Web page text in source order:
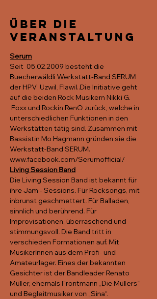
Über die
Veranstaltung
Serum
Seit  05.02.2009 besteht die
Buecherwäldli Werkstatt-Band SERUM
der HPV  Uzwil, Flawil..Die Initiative geht
auf die beiden Rock Musikern Nikki G.
Foxx und Rockin RenO zurück, welche in
unterschiedlichen Funktionen in den
Werkstätten tätig sind. Zusammen mit
Bassistin Mo Hagmann gründen sie die
Werkstatt-Band SERUM.
www.facebook.com/Serumofficial/
Living Session Band
Die Living Session Band ist bekannt für
ihre Jam - Sessions. Für Rocksongs, mit
inbrunst geschmettert. Für Balladen,
sinnlich und berührend. Für
Improvisationen, überraschend und
stimmungsvoll. Die Band tritt in
verschieden Formationen auf. Mit
MusikerInnen aus dem Profi- und
Amateurlager. Eines der bekannten
Gesichter ist der Bandleader Renato
Müller, ehemals Frontmann „Die Müllers“
und Begleitmusiker von „Sina“.